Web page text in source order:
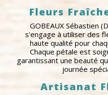
Fleurs
GOBEAUX Sébastien
s'engage à utiliser des
haute qualité pour
Chaque pétale est
garantissant une beauté
journée
Artisanat